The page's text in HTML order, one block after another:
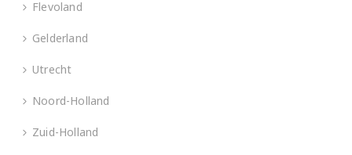
Flevoland
Gelderland
Utrecht
Noord-Holland
Zuid-Holland